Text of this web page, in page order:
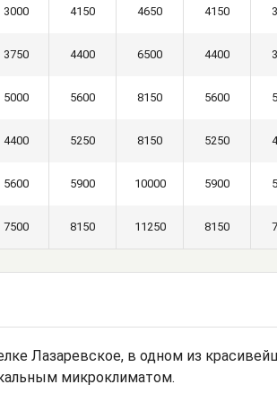
3000 4150 4650 4150
3750 4400 6500 4400
5000 5600 8150 5600
4400 5250 8150 5250
5600 5900 10000 5900
7500 8150 11250 8150
Лазаревское, в одном из
микроклиматом.